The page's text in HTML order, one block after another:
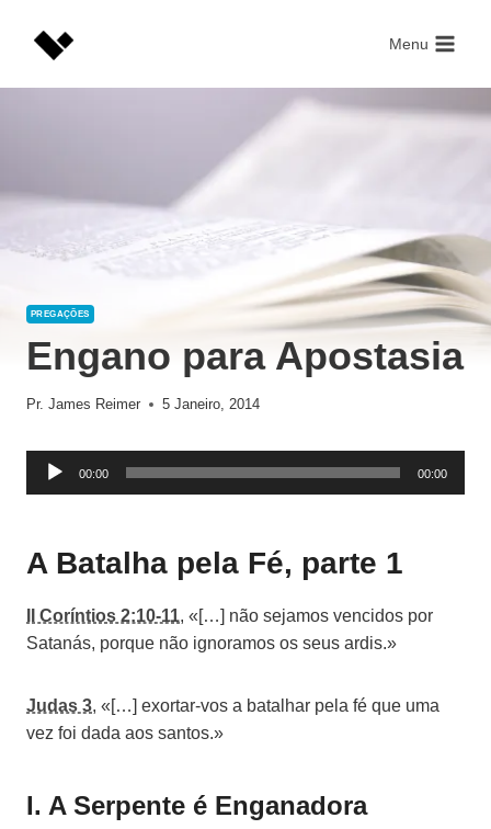
Menu
PREGAÇÕES
Engano para Apostasia
Pr. James Reimer 5 Janeiro, 2014
e
o
u
t
r
d
á
u
00:00 00:00
A Batalha pela Fé, parte 1
II Coríntios 2:10-11, «[…] não sejamos vencidos por
Satanás, porque não ignoramos os seus ardis.»
Judas 3, «[…] exortar-vos a batalhar pela fé que uma
vez foi dada aos santos.»
I. A Serpente é Enganadora